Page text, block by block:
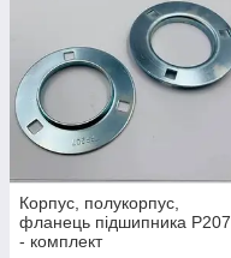
Корпус, полукорпус,
фланець підшипника P207
- комплект